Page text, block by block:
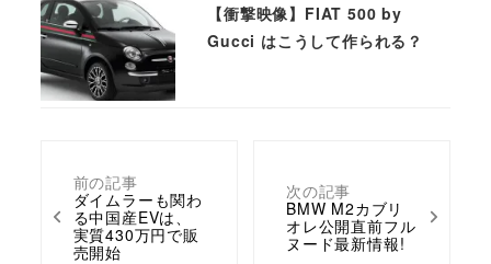
前の記事
ダイムラーも関わ
る中国産EVは、
実質430万円で販
売開始
次の記事
BMW M2カブリ
オレ公開直前フル
ヌード最新情報!
【衝撃映像】FIAT 500 by
Gucci はこうして作られる？